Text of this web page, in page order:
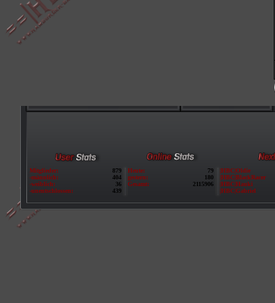
Mitglieder:
879
-männlich:
404
-weiblich:
36
-unentschlossen:
439
Heute:
79
gestern:
180
Gesamt:
2115906
|HBC|Oldie
|HBC|BlackRacer
|HBC|Hauki
|HBC|Gabriel